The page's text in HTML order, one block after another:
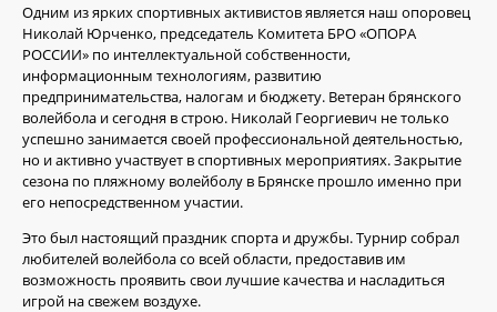
Одним из ярких спортивных активистов является наш опоровец
Николай Юрченко, председатель Комитета БРО «ОПОРА
РОССИИ» по интеллектуальной собственности,
информационным технологиям, развитию
предпринимательства, налогам и бюджету. Ветеран брянского
волейбола и сегодня в строю. Николай Георгиевич не только
успешно занимается своей профессиональной деятельностью,
но и активно участвует в спортивных мероприятиях. Закрытие
сезона по пляжному волейболу в Брянске прошло именно при
его непосредственном участии.
Это был настоящий праздник спорта и дружбы. Турнир собрал
любителей волейбола со всей области, предоставив им
возможность проявить свои лучшие качества и насладиться
игрой на свежем воздухе.